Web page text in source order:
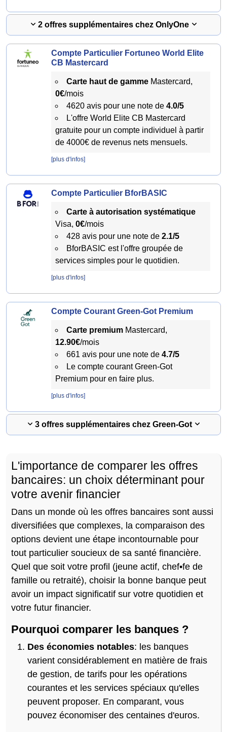
2 offres supplémentaires chez OnlyOne
Compte Particulier Fortuneo World Elite
CB Mastercard
Carte haut de gammeMastercard,
0€/mois
4620 avis pour une note de 4.0/5
L'offre World Elite CB Mastercard
gratuite pour un compte individuel à partir
de 4000€ de revenus nets mensuels.
[plus d'infos]
Compte Particulier BforBASIC
Carte à autorisation systématique
Visa, 0€/mois
428 avis pour une note de 2.1/5
BforBASIC est l'offre groupée de
services simples pour le quotidien.
[plus d'infos]
Compte Courant Green-Got Premium
Carte premiumMastercard,
12.90€/mois
661 avis pour une note de 4.7/5
Le compte courant Green-Got
Premium pour en faire plus.
[plus d'infos]
3 offres supplémentaires chez Green-Got
L'importance de comparer les offres
bancaires: un choix déterminant pour
votre avenir financier
Dans un monde où les offres bancaires sont aussi
diversifiées que complexes, la comparaison des
options devient une étape incontournable pour
tout particulier soucieux de sa santé financière.
Quel que soit votre profil (jeune actif, chef•fe de
famille ou retraité), choisir la bonne banque peut
avoir un impact significatif sur votre quotidien et
votre futur financier.
Pourquoi comparer les banques ?
Des économies notables: les banques
varient considérablement en matière de frais
de gestion, de tarifs pour les opérations
courantes et les services spéciaux qu'elles
peuvent proposer. En comparant, vous
pouvez économiser des centaines d'euros.